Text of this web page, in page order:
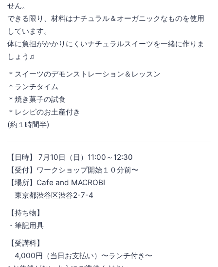
せん。
できる限り、材料はナチュラル＆オーガニックなものを使用
しています。
体に負担がかかりにくいナチュラルスイーツを一緒に作りま
しょう♫
＊スイーツのデモンストレーション＆レッスン
＊ランチタイム
＊焼き菓子の試食
＊レシピのお土産付き
(約１時間半)
【日時】 7月10日（日）11:00～12:30
【受付】ワークショップ開始１０分前〜
【場所】Cafe and MACROBI
東京都渋谷区渋谷2-7-4
【持ち物】
・筆記用具
【受講料】
4,000円（当日お支払い）〜ランチ付き〜